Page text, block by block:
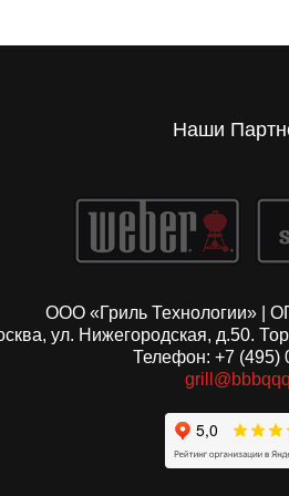
Наши
ООО «Гриль Технологии» |
ул. Нижегородская, д.50.
Телефон: +7 (495)